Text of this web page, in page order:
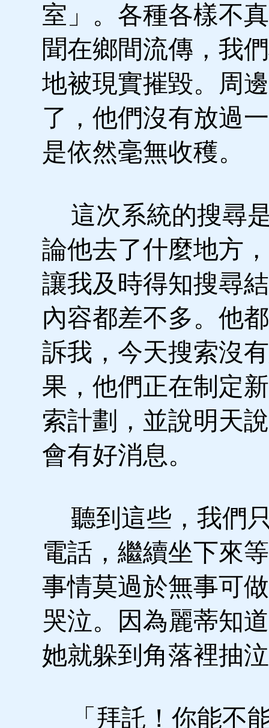
室」。各種各樣不
聞在鄉間流傳，我
地被現實摧毀。周
了，他們沒有放過
是依然毫無收穫。
這次系統的搜尋
論他去了什麼地方
讓我及時得知搜尋
內容都差不多。他
訴我，今天搜索沒
果，他們正在制定
索計劃，並說明天
會有好消息。
聽到這些，我們
電話，繼續坐下來
事情莫過於無事可
哭泣。因為麗蒂知
她就躲到角落裡抽
「拜託！你能不